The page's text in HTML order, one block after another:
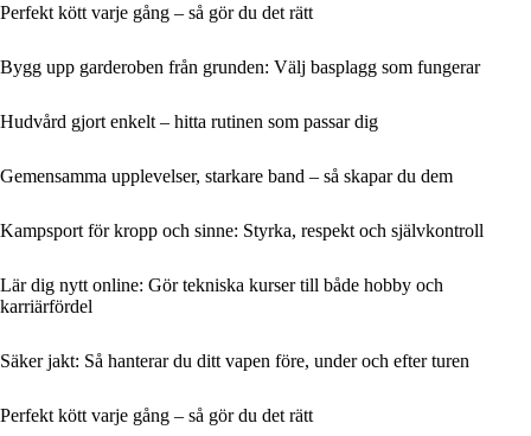
Perfekt kött varje gång – så gör du det rätt
Bygg upp garderoben från grunden: Välj basplagg som fungerar
Hudvård gjort enkelt – hitta rutinen som passar dig
Gemensamma upplevelser, starkare band – så skapar du dem
Kampsport för kropp och sinne: Styrka, respekt och självkontroll
Lär dig nytt online: Gör tekniska kurser till både hobby och
karriärfördel
Säker jakt: Så hanterar du ditt vapen före, under och efter turen
Perfekt kött varje gång – så gör du det rätt